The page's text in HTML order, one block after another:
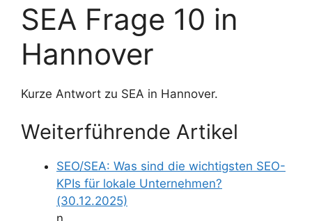
SEA Frage 10 in
Hannover
Kurze Antwort zu SEA in Hannover.
Weiterführende Artikel
SEO/SEA: Was sind die wichtigsten SEO-
KPIs für lokale Unternehmen?
(30.12.2025)
n